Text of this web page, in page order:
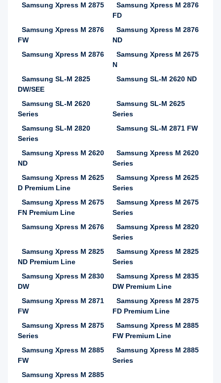
Samsung Xpress M 2875
Samsung Xpress M 2876
FD
Samsung Xpress M 2876
FW
Samsung Xpress M 2876
ND
Samsung Xpress M 2876
Samsung Xpress M 2675
N
Samsung SL-M 2825
DW/SEE
Samsung SL-M 2620 ND
Samsung SL-M 2620
Series
Samsung SL-M 2625
Series
Samsung SL-M 2820
Series
Samsung SL-M 2871 FW
Samsung Xpress M 2620
ND
Samsung Xpress M 2620
Series
Samsung Xpress M 2625
D Premium Line
Samsung Xpress M 2625
Series
Samsung Xpress M 2675
FN Premium Line
Samsung Xpress M 2675
Series
Samsung Xpress M 2676
Samsung Xpress M 2820
Series
Samsung Xpress M 2825
ND Premium Line
Samsung Xpress M 2825
Series
Samsung Xpress M 2830
DW
Samsung Xpress M 2835
DW Premium Line
Samsung Xpress M 2871
FW
Samsung Xpress M 2875
FD Premium Line
Samsung Xpress M 2875
Series
Samsung Xpress M 2885
FW Premium Line
Samsung Xpress M 2885
FW
Samsung Xpress M 2885
Series
Samsung Xpress M 2885